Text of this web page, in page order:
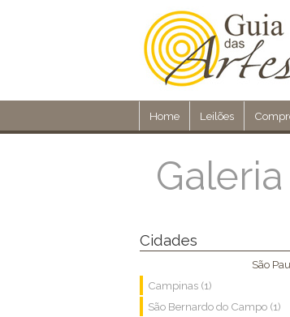
Home Leilões
Cidades
São
Campinas (1)
São Bernardo do Campo (1)